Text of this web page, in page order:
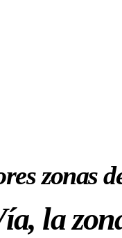
zonas
la